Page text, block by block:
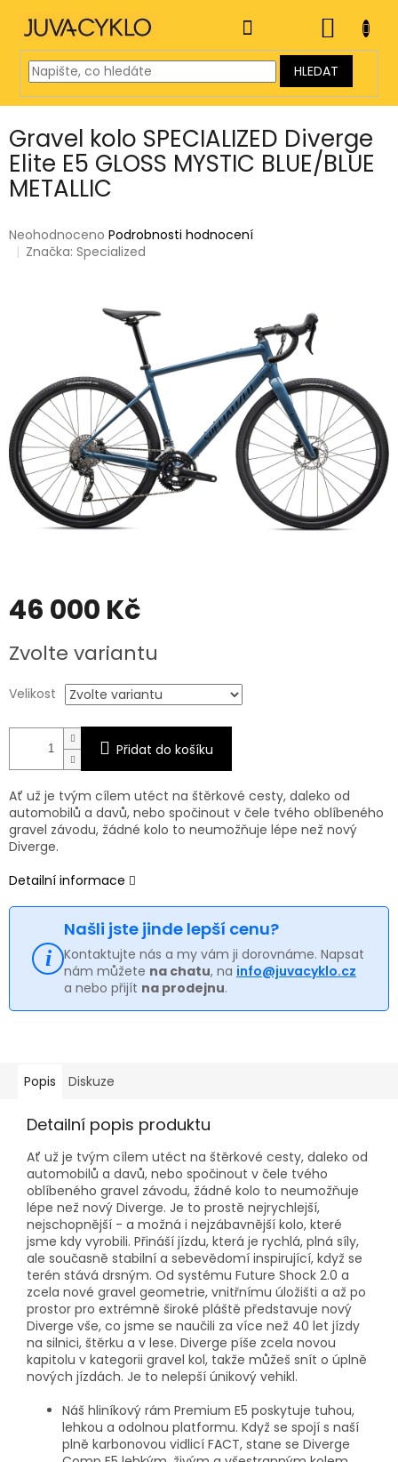
obsah
HLEDAT
KOŠÍK
Gravel kolo SPECIALIZED Diverge
Elite E5 GLOSS MYSTIC BLUE/BLUE
METALLIC
Průměrné
hodnocení
Neohodnoceno Podrobnosti hodnocení
Značka:Specialized
46 000 Kč
cena:
Zvolte variantu
Velikost
Přidat do košíku
Ať už je tvým cílem utéct na štěrkové cesty, daleko od
automobilů a davů, nebo spočinout v čele tvého oblíbeného
gravel závodu, žádné kolo to neumožňuje lépe než nový
Diverge.
Detailní informace
Našli jste jinde lepší cenu?
Kontaktujte nás a my vám ji dorovnáme. Napsat
nám můžete na chatu, na info@juvacyklo.cz
a nebo přijít na prodejnu.
Popis Diskuze
Detailní popis produktu
Ať už je tvým cílem utéct na štěrkové cesty, daleko od
automobilů a davů, nebo spočinout v čele tvého
oblíbeného gravel závodu, žádné kolo to neumožňuje
lépe než nový Diverge. Je to prostě nejrychlejší,
nejschopnější - a možná i nejzábavnější kolo, které
jsme kdy vyrobili. Přináší jízdu, která je rychlá, plná síly,
ale současně stabilní a sebevědomí inspirující, když se
terén stává drsným. Od systému Future Shock 2.0 a
zcela nové gravel geometrie, vnitřnímu úložišti a až po
prostor pro extrémně široké pláště představuje nový
Diverge vše, co jsme se naučili za více než 40 let jízdy
na silnici, štěrku a v lese. Diverge píše zcela novou
kapitolu v kategorii gravel kol, takže můžeš snít o úplně
nových jízdách. Je to nelepší únikový vehikl.
Náš hliníkový rám Premium E5 poskytuje tuhou,
lehkou a odolnou platformu. Když se spojí s naší
plně karbonovou vidlicí FACT, stane se Diverge